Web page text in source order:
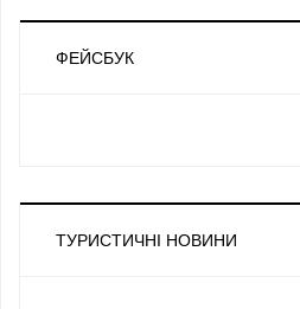
ФЕЙСБУК
ТУРИСТИЧНІ НОВИНИ